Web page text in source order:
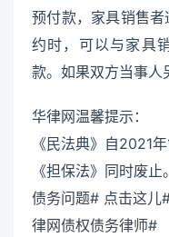
预付款，家具销售
约时，可以与家具
款。如果双方当事人
华律网温馨提示：
《民法典》自2021
《担保法》同时废
债务问题# 点击这儿
律网债权债务律师#